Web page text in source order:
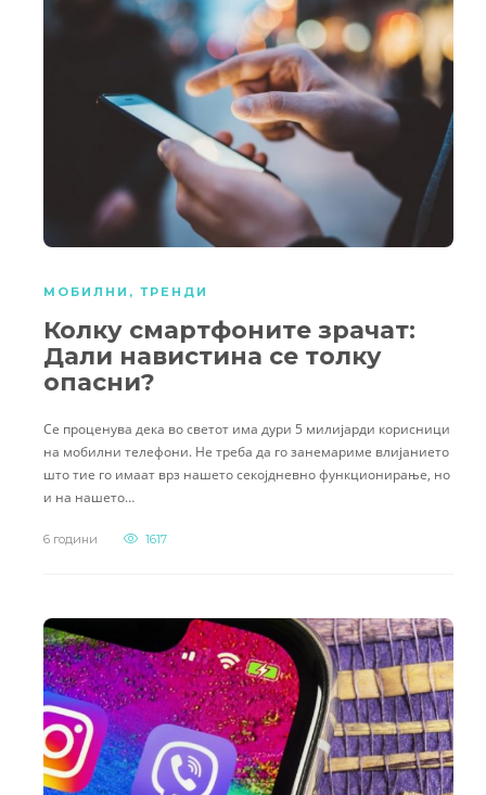
МОБИЛНИ , ТРЕНДИ
Колку смартфоните зрачат:
Дали навистина се толку
опасни?
Се проценува дека во светот има дури 5 милијарди корисници
на мобилни телефони. Не треба да го занемариме влијанието
што тие го имаат врз нашето секојдневно функционирање, но
и на нашето…
6 години 1617